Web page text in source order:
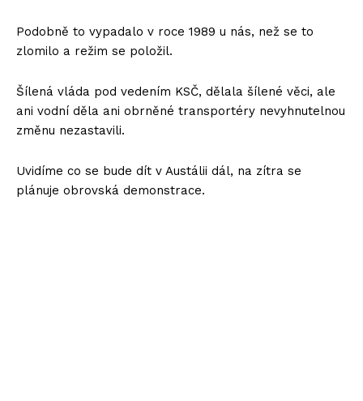
Podobně to vypadalo v roce 1989 u nás, než se to
zlomilo a režim se položil.
Šílená vláda pod vedením KSČ, dělala šílené věci, ale
ani vodní děla ani obrněné transportéry nevyhnutelnou
změnu nezastavili.
Uvidíme co se bude dít v Austálii dál, na zítra se
plánuje obrovská demonstrace.